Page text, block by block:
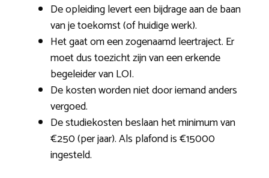
De opleiding levert een bijdrage aan de baan
van je toekomst (of huidige werk).
Het gaat om een zogenaamd leertraject. Er
moet dus toezicht zijn van een erkende
begeleider van LOI.
De kosten worden niet door iemand anders
vergoed.
De studiekosten beslaan het minimum van
€250 (per jaar). Als plafond is €15000
ingesteld.